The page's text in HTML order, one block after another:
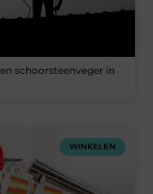
schoorsteenveger in
WINKELEN